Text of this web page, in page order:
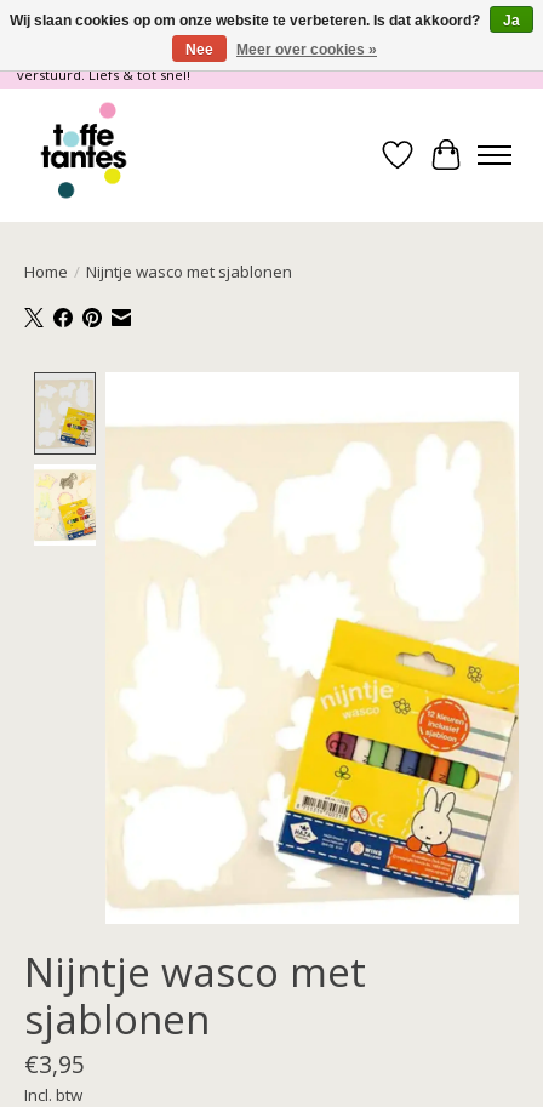
Wij gaan op vakantie! vanaf 4 juli t/m 21 juli worden er geen pakketjes
verstuurd. Liefs & tot snel!
Verlanglijst
Home / Nijntje wasco met sjablonen
Nijntje wasco met
sjablonen
€3,95
Incl. btw
Wij slaan cookies op om onze website te verbeteren. Is dat akkoord?
Ja
Nee
Meer over cookies »